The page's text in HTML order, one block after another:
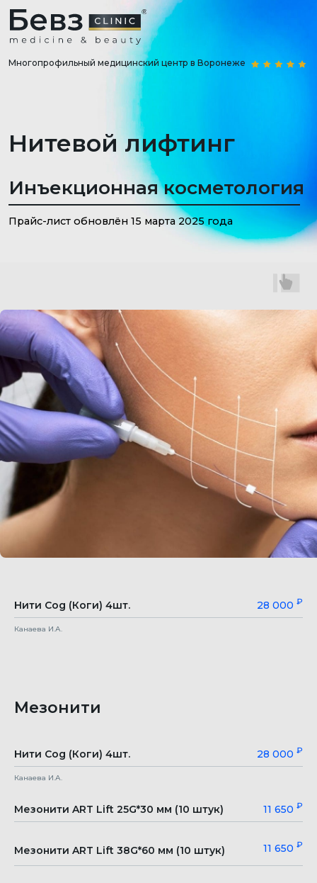
Многопрофильный медицинский центр в Воронеже
Прайс-лист обновлён 15 марта 2025 года
Инъекционная косметология
Нитевой лифтинг
Нити Cog (Коги) 4шт. 28 000 ₽
Канаева И.А.
Мезонити
Нити Cog (Коги) 4шт. 28 000 ₽
Канаева И.А.
Мезонити ART Lift 25G*30 мм (10 штук) 11 650 ₽
Мезонити ART Lift 38G*60 мм (10 штук) 11 650 ₽